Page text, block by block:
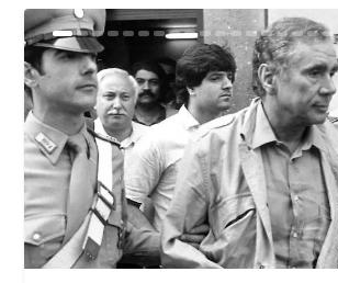
Ground Rules. Alejan...
«Rafael: Poesía subl...
Bienvenidos al circo...
Georges de La Tour. ...
Robert Capa: la hist...